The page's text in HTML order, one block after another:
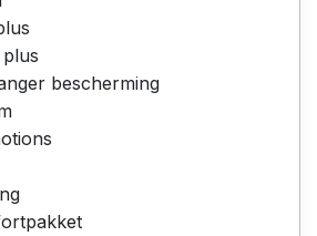
bescherming